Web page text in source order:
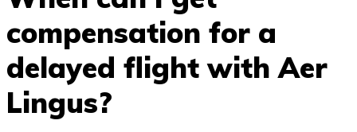
compensation for a
delayed flight with Aer
Lingus?